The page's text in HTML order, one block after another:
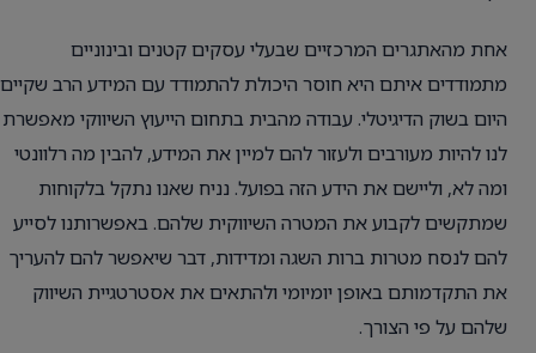
אחת מהאתגרים המרכזיים שבעלי עסקים קטנים ובינוניים
מתמודדים איתם היא חוסר היכולת להתמודד עם המידע הרב שקיים
היום בשוק הדיגיטלי. עבודה מהבית בתחום הייעוץ השיווקי מאפשרת
לנו להיות מעורבים ולעזור להם למיין את המידע, להבין מה רלוונטי
ומה לא, וליישם את הידע הזה בפועל. נניח שאנו נתקל בלקוחות
שמתקשים לקבוע את המטרה השיווקית שלהם. באפשרותנו לסייע
להם לנסח מטרות ברות השגה ומדידות, דבר שיאפשר להם להעריך
את התקדמותם באופן יומיומי ולהתאים את אסטרטגיית השיווק
שלהם על פי הצורך.